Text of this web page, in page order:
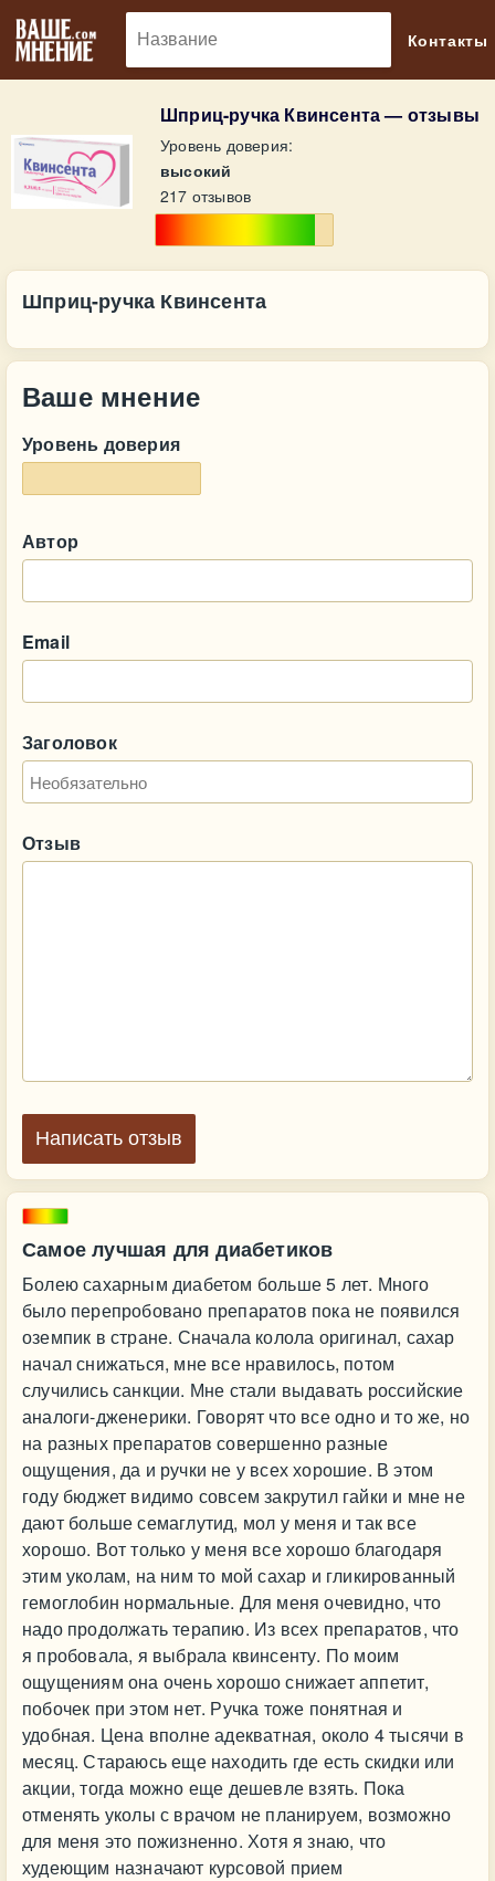
Контакты
Шприц-ручка Квинсента — отзывы
Уровень доверия:
высокий
217 отзывов
Самое лучшая для диабетиков
Болею сахарным диабетом больше 5 лет. Много
было перепробовано препаратов пока не появился
оземпик в стране. Сначала колола оригинал, сахар
начал снижаться, мне все нравилось, потом
случились санкции. Мне стали выдавать российские
аналоги-дженерики. Говорят что все одно и то же, но
на разных препаратов совершенно разные
ощущения, да и ручки не у всех хорошие. В этом
году бюджет видимо совсем закрутил гайки и мне не
дают больше семаглутид, мол у меня и так все
хорошо. Вот только у меня все хорошо благодаря
этим уколам, на ним то мой сахар и гликированный
гемоглобин нормальные. Для меня очевидно, что
надо продолжать терапию. Из всех препаратов, что
я пробовала, я выбрала квинсенту. По моим
ощущениям она очень хорошо снижает аппетит,
побочек при этом нет. Ручка тоже понятная и
удобная. Цена вполне адекватная, около 4 тысячи в
месяц. Стараюсь еще находить где есть скидки или
акции, тогда можно еще дешевле взять. Пока
отменять уколы с врачом не планируем, возможно
для меня это пожизненно. Хотя я знаю, что
худеющим назначают курсовой прием
Шприц-ручка Квинсента
Ваше мнение
Уровень доверия
Автор
Email
Заголовок
Отзыв
Написать отзыв